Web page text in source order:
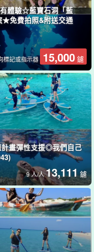
體驗☆藍寶石洞「藍
★免費拍照&附送交通
標記或指示器 15,000 鑢
計畫彈性支援◎我們自己
9 人/人13,111 鑢